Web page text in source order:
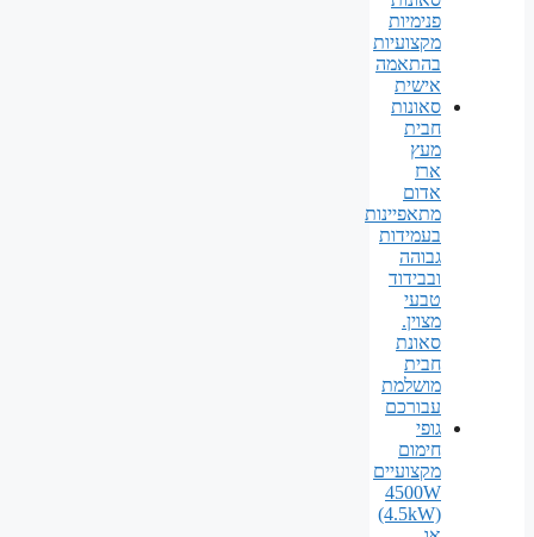
פנימיות
מקצועיות
בהתאמה
אישית
סאונות
חבית
מעץ
ארז
אדום
מתאפיינות
בעמידות
גבוהה
ובבידוד
טבעי
מצוין.
סאונת
חבית
מושלמת
עבורכם
גופי
חימום
מקצועיים
4500W
(4.5kW)